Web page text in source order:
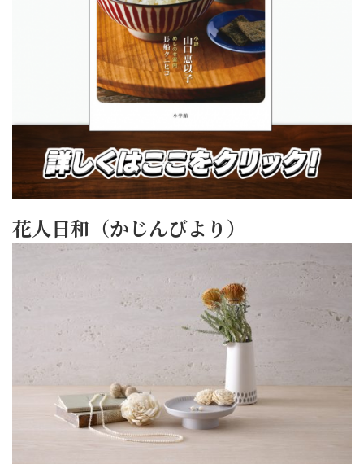
花人日和（かじんびより）